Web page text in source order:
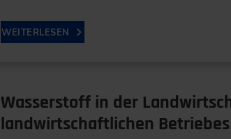
WEITERLESEN
Wasserstoff in der
landwirtschaftlichen Betriebes